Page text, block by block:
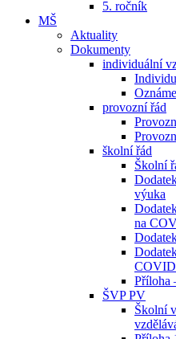
5. ročník
MŠ
Aktuality
Dokumenty
individuální
provozní řád
školní řád
Školní
výuka
na
Příloha
ŠVP PV
Školní